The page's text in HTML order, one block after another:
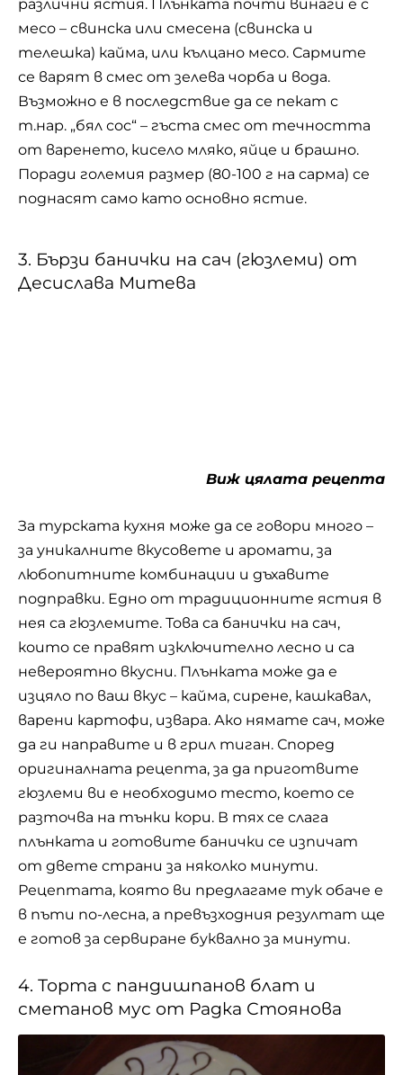
т.нар. „бял сос“ – гъста смес от течността
от варенето, кисело мляко, яйце и брашно.
Поради големия размер (80-100 г на сарма) се
поднасят само като основно ястие.
3. Бързи банички на сач (гюзлеми) от
Десислава Митева
Виж цялата рецепта
изцяло по ваш вкус – кайма, сирене, кашкавал,
да ги направите и в грил тиган. Според
оригиналната рецепта, за да приготвите
гюзлеми ви е необходимо тесто, което се
разточва на тънки кори. В тях се слага
плънката и готовите банички се изпичат
от двете страни за няколко минути.
Рецептата, която ви предлагаме тук обаче е
в пъти по-лесна, а превъзходния резултат ще
е готов за сервиране буквално за минути.
4. Торта с пандишпанов блат и
сметанов мус от Радка Стоянова